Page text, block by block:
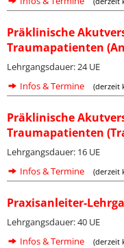
Präklinische
Traumapatienten
Lehrgangsdauer: 24 UE
Infos & Termine
(derzeit
Präklinische
Traumapatienten
Lehrgangsdauer: 16 UE
Infos & Termine
(derzeit
Praxisanleiter-
Lehrgangsdauer: 40 UE
Infos & Termine
(derzeit